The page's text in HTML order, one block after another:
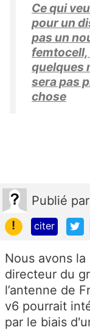
Ce qui
pour un
pas un
femtocell,
quelques
sera pas
chose
Publié par
!
citer
Nous avons
directeur du
l’antenne de
v6 pourrait
par le biais